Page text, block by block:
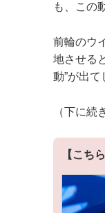
も、この
前輪のウ
地させる
動”が出て
（下に続
【こち